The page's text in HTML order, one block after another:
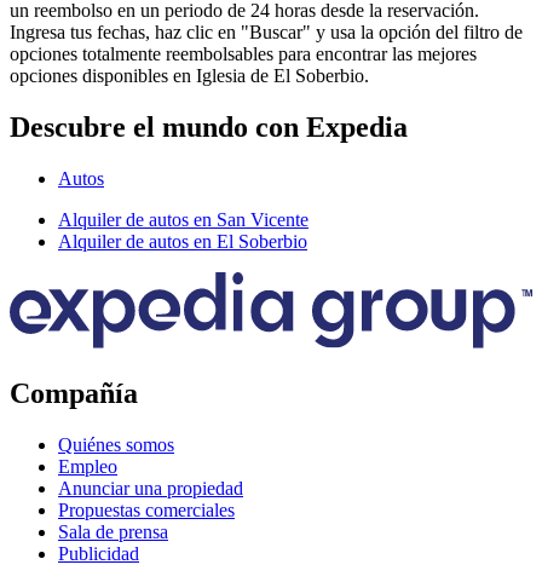
un reembolso en un periodo de 24 horas desde la reservación.
Ingresa tus fechas, haz clic en "Buscar" y usa la opción del filtro de
opciones totalmente reembolsables para encontrar las mejores
opciones disponibles en Iglesia de El Soberbio.
Descubre el mundo con Expedia
Autos
Alquiler de autos en San Vicente
Alquiler de autos en El Soberbio
Compañía
Quiénes somos
Empleo
Anunciar una propiedad
Propuestas comerciales
Sala de prensa
Publicidad